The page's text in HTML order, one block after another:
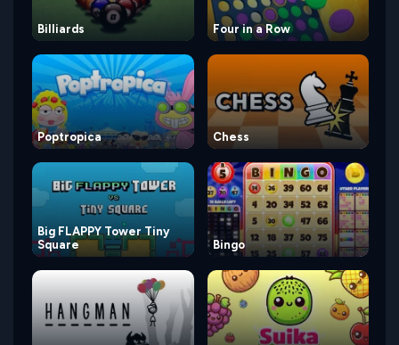
Billiards Four in a Row
Poptropica Chess
Big FLAPPY Tower Tiny
Square
Bingo